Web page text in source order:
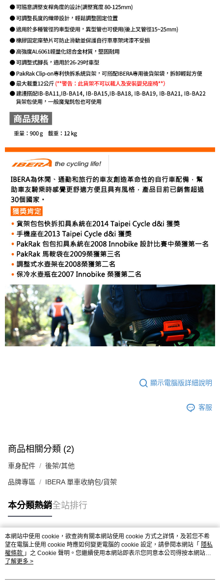
顯示電腦版詳細說明
客服
商品相關分類 (2)
車身配件 後架/其他
品牌專區 IBERA 單車收納包/貨架
本分類熱銷全站排行
熱門標籤
本網站中使用 cookie，欲查詢有關本網站使用 cookie 方式之詳情，及若您不希
望在電腦上使用 cookie 時應如何變更電腦的 cookie 設定，請參閱本網站「 隱私
權條款 」之 Cookie 聲明。您繼續使用本網站即表示您同意本公司得按本網站使
用條款之 Cookie 聲明使用 cookie。
了解更多 >